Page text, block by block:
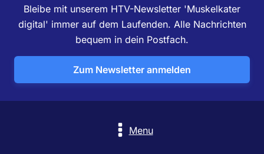
Bleibe mit unserem HTV-Newsletter 'Muskelkater
digital' immer auf dem Laufenden. Alle Nachrichten
bequem in dein Postfach.
Zum Newsletter anmelden
Menu